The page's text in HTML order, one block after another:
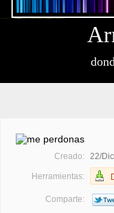
Creado: 22/
Herramientas:
Comparte: